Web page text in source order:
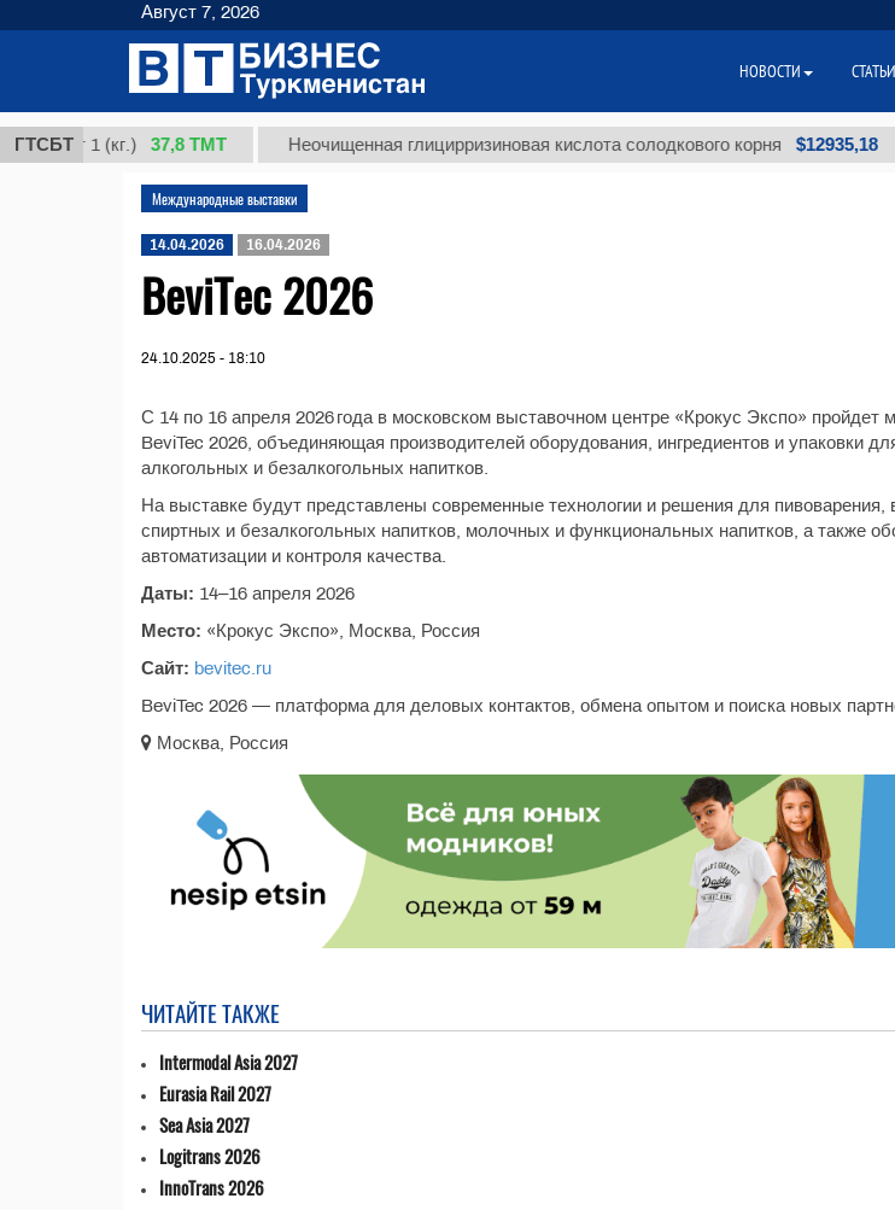
ГТСБТ
1 (кг.) 37,8 ТМТ Неочищенная глицирризиновая кислота солодкового корня $12935,18
Международные выставки
14.04.2026 16.04.2026
BeviTec 2026
24.10.2025 - 18:10
С 14 по 16 апреля 2026 года в московском выставочном центре «Крокус Экспо» пройдет
BeviTec 2026, объединяющая производителей оборудования, ингредиентов и упаковки
алкогольных и безалкогольных напитков.
На выставке будут представлены современные технологии и решения для пивоварения,
спиртных и безалкогольных напитков, молочных и функциональных напитков, а также
автоматизации и контроля качества.
Даты: 14–16 апреля 2026
Место: «Крокус Экспо», Москва, Россия
Сайт: bevitec.ru
BeviTec 2026 — платформа для деловых контактов, обмена опытом и поиска новых
Москва, Россия
ЧИТАЙТЕ ТАКЖЕ
Intermodal Asia 2027
Eurasia Rail 2027
Sea Asia 2027
Logitrans 2026
InnoTrans 2026
Август 7, 2026
НОВОСТИ СТАТЬИ